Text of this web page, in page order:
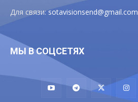
Для связи:sotavisionsend@gmail.com
МЫ В СОЦСЕТЯХ